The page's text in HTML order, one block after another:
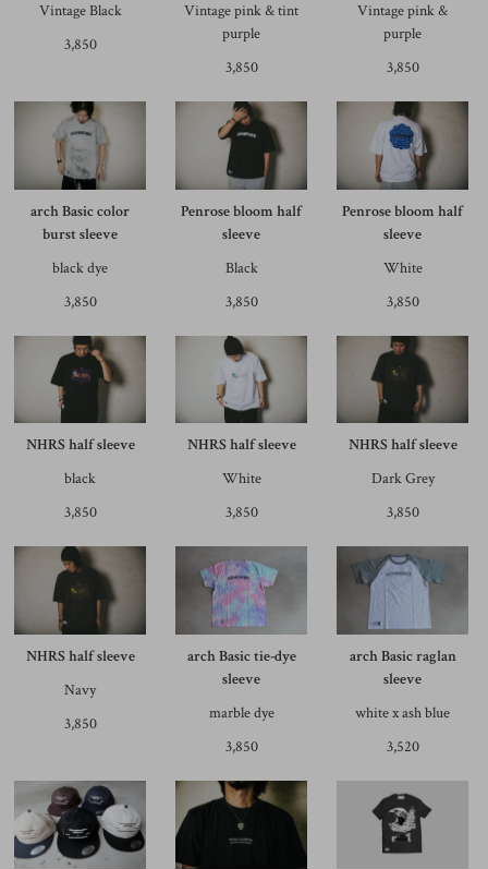
Vintage Black
3,850
Vintage pink & tint
purple
3,850
Vintage pink &
purple
3,850
arch Basic color
burst sleeve
black dye
3,850
Penrose bloom half
sleeve
Black
3,850
Penrose bloom half
sleeve
White
3,850
NHRS half sleeve
black
3,850
NHRS half sleeve
White
3,850
NHRS half sleeve
Dark Grey
3,850
NHRS half sleeve
Navy
3,850
arch Basic tie-dye
sleeve
marble dye
3,850
arch Basic raglan
sleeve
white x ash blue
3,520